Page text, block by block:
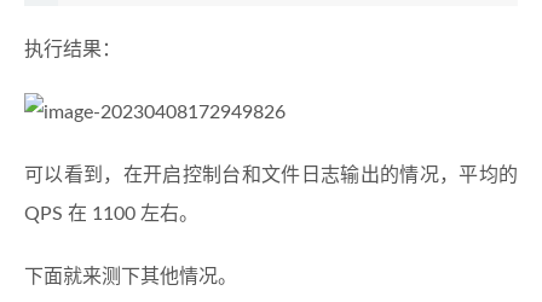
执行结果：
可以看到，在开启控制台和文件日志输出的情况，平均的
QPS 在 1100 左右。
下面就来测下其他情况。